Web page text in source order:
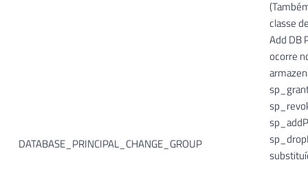
DATABASE_PRINCIPAL_CHANGE_GROUP
classe
Add DB
ocorre